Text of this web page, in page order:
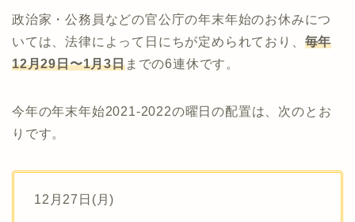
政治家・公務員などの官公庁の年末年始のお休みにつ
いては、法律によって日にちが定められており、 毎年
12月29日〜1月3日までの6連休です。
今年の年末年始2021-2022の曜日の配置は、次のとお
りです。
12月27日(月)